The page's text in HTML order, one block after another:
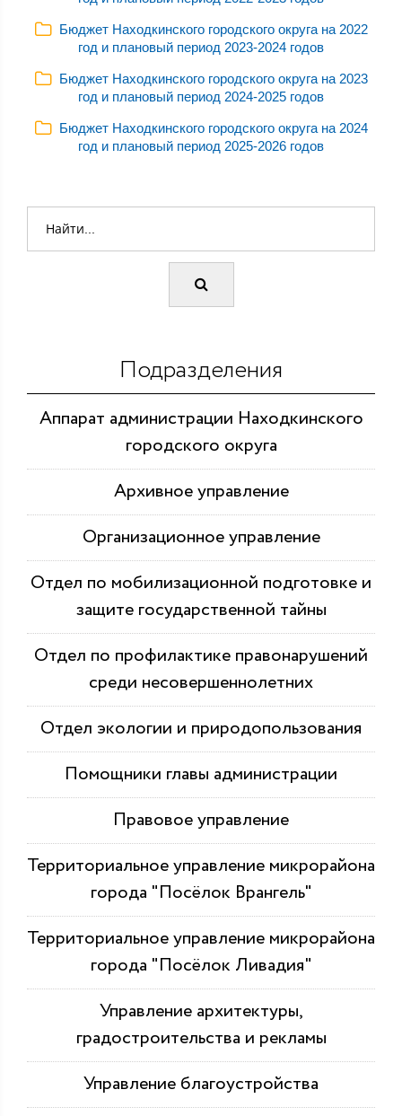
Бюджет Находкинского городского округа на 2022
год и плановый период 2023-2024 годов
Бюджет Находкинского городского округа на 2023
год и плановый период 2024-2025 годов
Бюджет Находкинского городского округа на 2024
год и плановый период 2025-2026 годов
Подразделения
Аппарат администрации Находкинского
городского округа
Архивное управление
Организационное управление
Отдел по мобилизационной подготовке и
защите государственной тайны
Отдел по профилактике правонарушений
среди несовершеннолетних
Отдел экологии и природопользования
Помощники главы администрации
Правовое управление
Территориальное управление микрорайона
города "Посёлок Врангель"
Территориальное управление микрорайона
города "Посёлок Ливадия"
Управление архитектуры,
градостроительства и рекламы
Управление благоустройства